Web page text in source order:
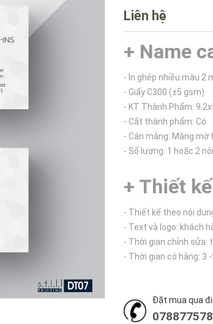
Liên hệ
+ Name
- In ghép nhiều màu 2
- Giấy C300 (±5 gsm)
- KT Thành Phẩm:
- Cắt thành phẩm: Có
- Cán màng: Màng
- Số lượng: 1 hoặc 2
+ Thiết
- Thiết kế theo nội
- Text và logo: khách
- Thời gian chỉnh sửa:
- Thời gian có hàng: 3
Đặt mua qua